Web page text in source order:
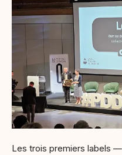
Les trois premiers labels